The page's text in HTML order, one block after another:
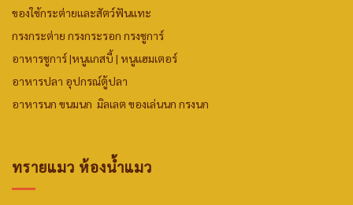
ของใช้กระต่ายและสัตว์ฟันแทะ
กรงกระต่าย กรงกระรอก กรงชูการ์
อาหารชูการ์|หนูแกสบี้ | หนูแฮมเตอร์
อาหารปลา อุปกรณ์ตู้ปลา
อาหารนก ขนมนก มิลเลต ของเล่นนก กรงนก
ทรายแมว ห้องน้ำแมว